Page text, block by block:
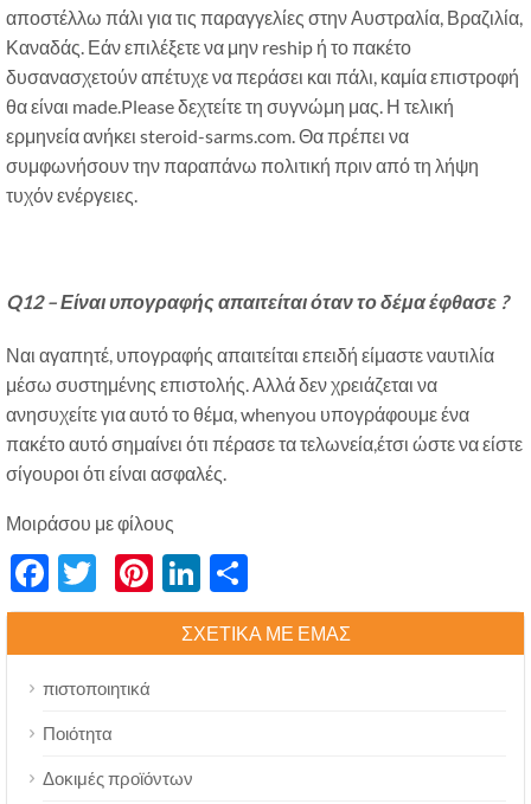
αποστέλλω πάλι για τις παραγγελίες στην Αυστραλία, Βραζιλία,
Καναδάς. Εάν επιλέξετε να μην reship ή το πακέτο
δυσανασχετούν απέτυχε να περάσει και πάλι, καμία επιστροφή
θα είναι made.Please δεχτείτε τη συγνώμη μας. Η τελική
ερμηνεία ανήκει steroid-sarms.com. Θα πρέπει να
συμφωνήσουν την παραπάνω πολιτική πριν από τη λήψη
τυχόν ενέργειες.
Q12 –Είναι υπογραφής απαιτείται όταν το δέμα έφθασε ?
Ναι αγαπητέ, υπογραφής απαιτείται επειδή είμαστε ναυτιλία
μέσω συστημένης επιστολής. Αλλά δεν χρειάζεται να
ανησυχείτε για αυτό το θέμα, whenyou υπογράφουμε ένα
πακέτο αυτό σημαίνει ότι πέρασε τα τελωνεία,έτσι ώστε να είστε
σίγουροι ότι είναι ασφαλές.
Μοιράσου με φίλους
Facebook
Twitter
Pinterest
LinkedIn
享
ΣΧΕΤΙΚΆ ΜΕ ΕΜΆΣ
πιστοποιητικά
Ποιότητα
Δοκιμές προϊόντων